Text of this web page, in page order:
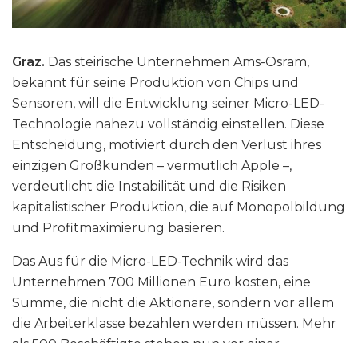
Graz. Das steirische Unternehmen Ams-Osram,
bekannt für seine Produktion von Chips und
Sensoren, will die Entwicklung seiner Micro-LED-
Technologie nahezu vollständig einstellen. Diese
Entscheidung, motiviert durch den Verlust ihres
einzigen Großkunden – vermutlich Apple –,
verdeutlicht die Instabilität und die Risiken
kapitalistischer Produktion, die auf Monopolbildung
und Profitmaximierung basieren.
Das Aus für die Micro-LED-Technik wird das
Unternehmen 700 Millionen Euro kosten, eine
Summe, die nicht die Aktionäre, sondern vor allem
die Arbeiterklasse bezahlen werden müssen. Mehr